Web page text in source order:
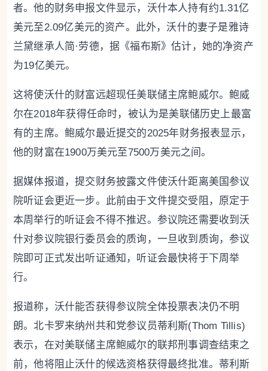
者。他的财务申报文件显示，沃什本人持有约1.31亿
美元至2.09亿美元的资产。此外，沃什的妻子是雅诗
兰黛继承人简·劳德，据《福布斯》估计，她的净资产
为19亿美元。
这将使沃什的财富远超现任美联储主席鲍威尔。鲍威
尔在2018年获得任命时，被认为是美联储历史上最富
有的主席。鲍威尔最近提交的2025年财务报表显示，
他的财富在1900万美元至7500万美元之间。
据媒体报道，提交财务披露文件使沃什距离美国参议
院听证会更近一步。此前由于文件提交受阻，原定于
本周举行的听证会不得不推迟。参议院还需要收到沃
什对参议院银行委员会的质询，一旦收到质询，参议
院即可正式发出听证通知，听证会最快将于下周举
行。
报道称，沃什能否获得参议院全体投票表决仍不明
朗。北卡罗来纳州共和党参议员蒂利斯(Thom Tillis)
表示，在对美联储主席鲍威尔的联邦刑事调查结束之
前，他将阻止沃什的候选资格获得最终批准。蒂利斯